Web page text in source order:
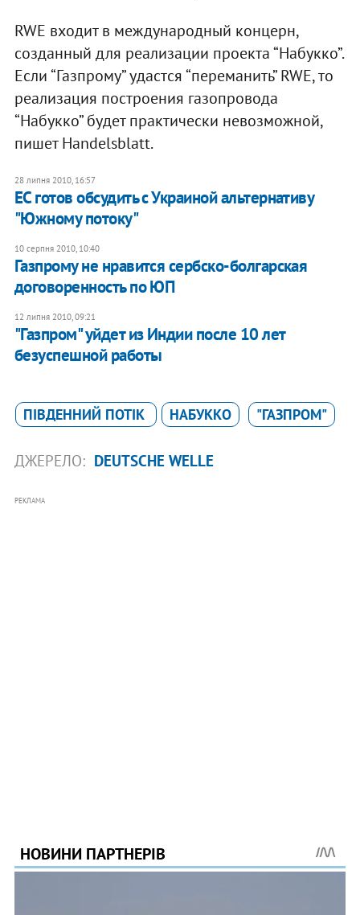
RWE входит в международный концерн,
созданный для реализации проекта “Набукко”.
Если “Газпрому” удастся “переманить” RWE, то
реализация построения газопровода
“Набукко” будет практически невозможной,
пишет Handelsblatt.
28 липня 2010, 16:57
ЕС готов обсудить с Украиной альтернативу
"Южному потоку"
10 серпня 2010, 10:40
Газпрому не нравится сербско-болгарская
договоренность по ЮП
12 липня 2010, 09:21
"Газпром" уйдет из Индии после 10 лет
безуспешной работы
ПІВДЕННИЙ ПОТІК НАБУККО "ГАЗПРОМ"
ДЖЕРЕЛО: DEUTSCHE WELLE
РЕКЛАМА